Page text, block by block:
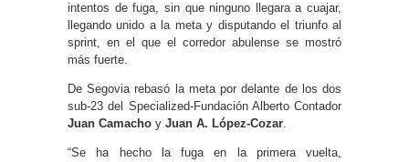
intentos de fuga, sin que ninguno llegara a cuajar,
llegando unido a la meta y disputando el triunfo al
sprint, en el que el corredor abulense se mostró
más fuerte.
De Segovia rebasó la meta por delante de los dos
sub-23 del Specialized-Fundación Alberto Contador
Juan Camacho y Juan A. López-Cozar.
“Se ha hecho la fuga en la primera vuelta,